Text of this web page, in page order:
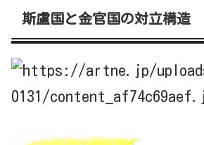
斯盧国と金官国の対立構造